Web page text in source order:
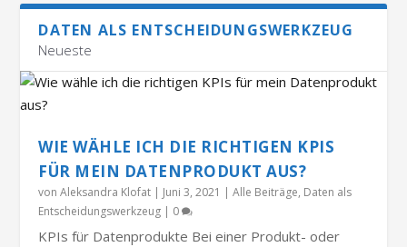
DATEN ALS ENTSCHEIDUNGSWERKZEUG
Neueste
WIE WÄHLE ICH DIE RICHTIGEN KPIS
FÜR MEIN DATENPRODUKT AUS?
vonAleksandra Klofat | Juni 3, 2021 |Alle Beiträge, Daten als
Entscheidungswerkzeug | 0
KPIs für Datenprodukte Bei einer Produkt- oder